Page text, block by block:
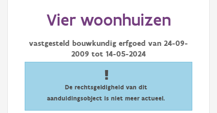
Erfgoedobject
Aanduidingsobject
Waarneming
Vier woonhuizen
vastgesteld bouwkundig erfgoed van 24-09-
2009 tot 14-05-2024
De rechtsgeldigheid van dit
aanduidingsobject is niet meer actueel.